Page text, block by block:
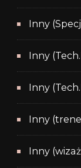
Inny
Inny
Inny
Inny
Inny (wizaż